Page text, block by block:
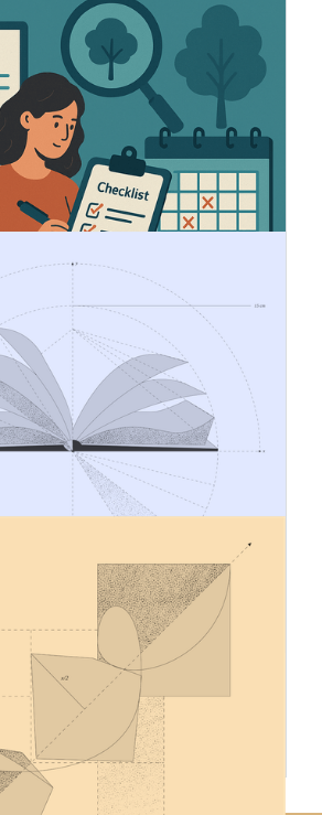
5.6.2025
się do EUDR
przyjęła nowe rozporządzenie
branży (2023/1115) w celu
i degradacji lasów na
Rozporządzenie wprowadza nowe,
mające na celu zapewnienie
i zrównoważonego
których dotyczy.
18.11.2024
CSRD – co to oznacza
surowe standardy
w zakresie zrównoważonego
od podmiotów oceny
spełnienia wymagań ESRS
oznaczania raportów. Dowiedz
jakie są wymagania i jak
tagowanie
aby oświadczenia dotyczące
rozwoju były opatrzone tagami
jest cyfrowym oznaczeniem
umożliwia odczytanie raportu
i określa każdy punkt danych za
oznaczenia.